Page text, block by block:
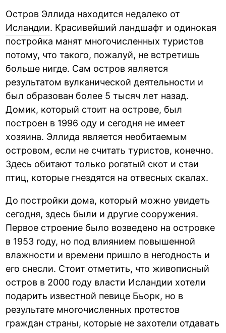
Остров Эллида находится недалеко от
Исландии. Красивейший ландшафт и одинокая
постройка манят многочисленных туристов
потому, что такого, пожалуй, не встретишь
больше нигде. Сам остров является
результатом вулканической деятельности и
был образован более 5 тысяч лет назад.
Домик, который стоит на острове, был
построен в 1996 оду и сегодня не имеет
хозяина. Эллида является необитаемым
островом, если не считать туристов, конечно.
Здесь обитают только рогатый скот и стаи
птиц, которые гнездятся на отвесных скалах.
До постройки дома, который можно увидеть
сегодня, здесь были и другие сооружения.
Первое строение было возведено на островке
в 1953 году, но под влиянием повышенной
влажности и времени пришло в негодность и
его снесли. Стоит отметить, что живописный
остров в 2000 году власти Исландии хотели
подарить известной певице Бьорк, но в
результате многочисленных протестов
граждан страны, которые не захотели отдавать